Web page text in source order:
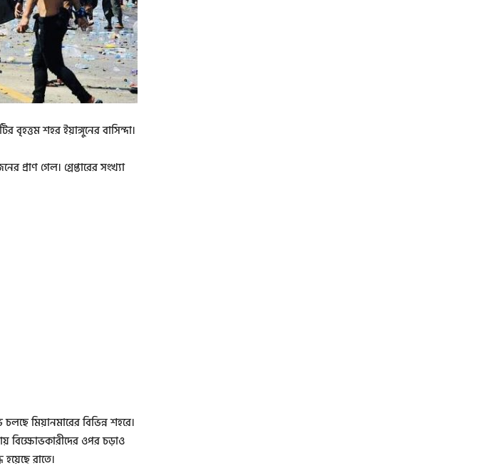
বৃহত্তম শহর ইয়াঙ্গুনের বাসিন্দা।
প্রাণ গেল। গ্রেপ্তারের সংখ্যা
মিয়ানমারের বিভিন্ন শহরে।
বিক্ষোভকারীদের ওপর চড়াও
রাতে।